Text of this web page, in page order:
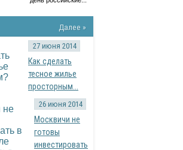
Далее »
27 июня 2014
Как сделать
тесное жилье
просторным...
26 июня 2014
Москвичи не
готовы
инвестировать